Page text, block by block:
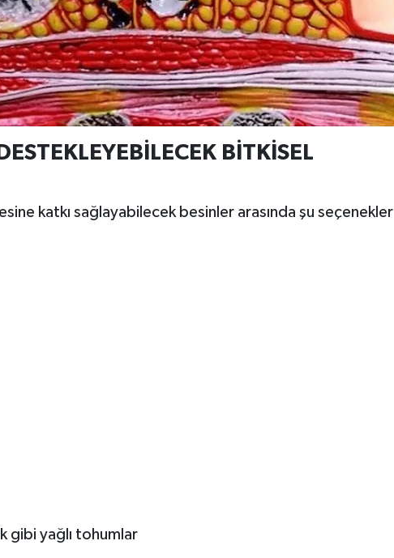
BİTKİSEL
katkı sağlayabilecek besinler arasında şu seçenekler
gibi yağlı tohumlar